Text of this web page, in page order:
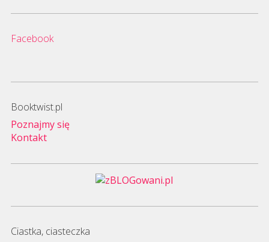
Facebook
Booktwist.pl
Poznajmy się
Kontakt
Ciastka, ciasteczka